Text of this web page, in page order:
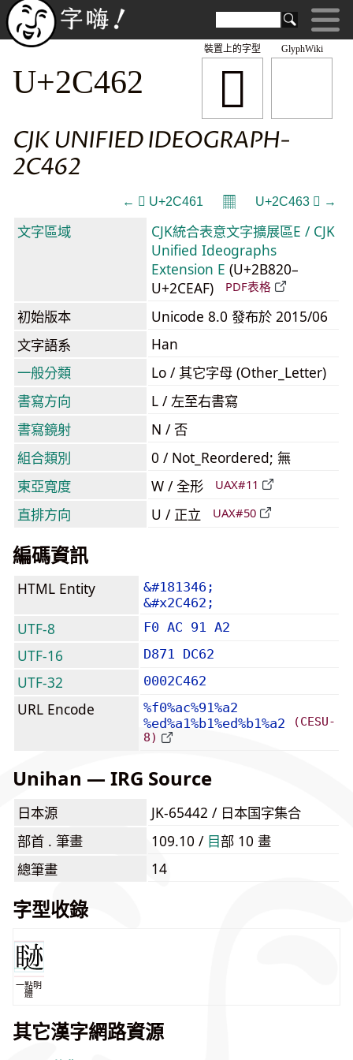
GlyphWiki
𬑢
裝置上的字型
U+2C462
CJK UNIFIED IDEOGRAPH-
2C462
← 𬑡 U+2C461 𝄜 U+2C463 𬑣 →
文字區域
CJK統合表意文字擴展區E / CJK
Unified Ideographs
Extension E (U+2B820–
U+2CEAF)
PDF表格
初始版本
Unicode 8.0 發布於 2015/06
文字語系
Han
一般分類
Lo / 其它字母 (Other_Letter)
書寫方向
L / 左至右書寫
書寫鏡射
N / 否
組合類別
0 / Not_Reordered; 無
東亞寬度
W / 全形 UAX#11
直排方向 U / 正立 UAX#50
編碼資訊
HTML Entity
&#181346;
&#x2C462;
UTF-8 F0 AC 91 A2
UTF-16 D871 DC62
UTF-32 0002C462
URL Encode
%f0%ac%91%a2
%ed%a1%b1%ed%b1%a2
(CESU-
8)
Unihan — IRG Source
日本源
JK-65442 / 日本国字集合
部首 . 筆畫
109.10 / ⽬部 10 畫
總筆畫
14
字型收錄
一點明
體
其它漢字網路資源